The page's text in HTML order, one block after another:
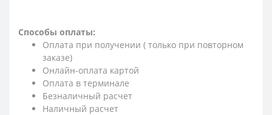
Способы оплаты:
Оплата при получении ( только при повторном
заказе)
Онлайн-оплата картой
Оплата в терминале
Безналичный расчет
Наличный расчет